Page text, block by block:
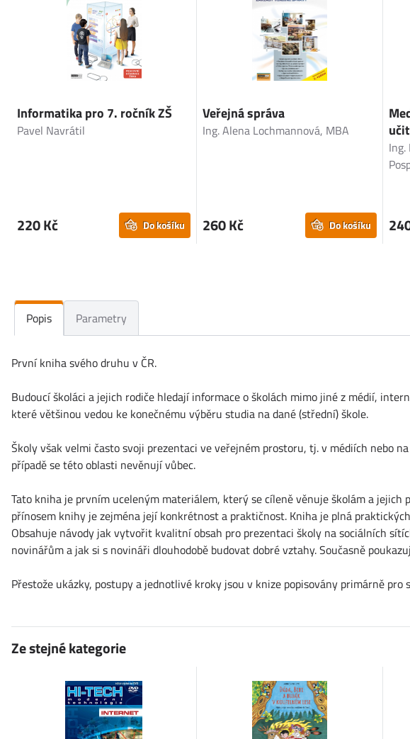
Informatika pro 7. ročník ZŠ
Pavel Navrátil
220 Kč Do košíku
Veřejná správa
Ing. Alena Lochmannová, MBA
260 Kč Do košíku
Ing.
Popis Parametry
První kniha svého druhu v ČR.
Budoucí školáci a jejich rodiče hledají informace o školách mimo jiné z médií,
které většinou vedou ke konečnému výběru studia na dané (střední) škole.
Školy však velmi často svoji prezentaci ve veřejném prostoru, tj. v médiích nebo
případě se této oblasti nevěnují vůbec.
Tato kniha je prvním uceleným materiálem, který se cíleně věnuje školám a jejich
přínosem knihy je zejména její konkrétnost a praktičnost. Kniha je plná
Obsahuje návody jak vytvořit kvalitní obsah pro prezentaci školy na sociálních
novinářům a jak si s novináři dlouhodobě budovat dobré vztahy. Současně
Přestože ukázky, postupy a jednotlivé kroky jsou v knize popisovány primárně
Ze stejné kategorie